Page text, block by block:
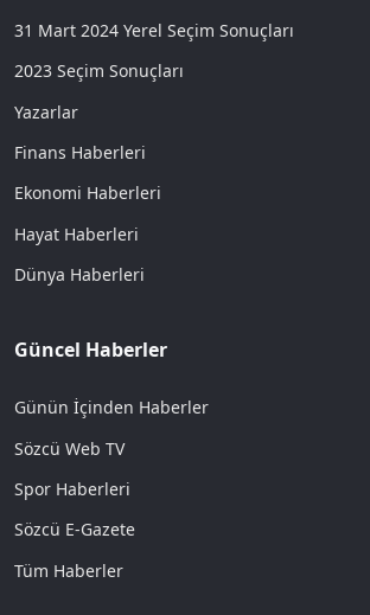
31 Mart 2024 Yerel Seçim Sonuçları
2023 Seçim Sonuçları
Yazarlar
Finans Haberleri
Ekonomi Haberleri
Hayat Haberleri
Dünya Haberleri
Güncel Haberler
Günün İçinden Haberler
Sözcü Web TV
Spor Haberleri
Sözcü E-Gazete
Tüm Haberler